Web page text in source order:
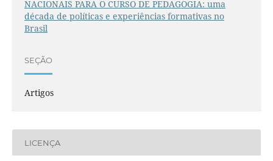
NACIONAIS PARA O CURSO DE PEDAGOGIA: uma
década de políticas e experiências formativas no
Brasil
SEÇÃO
Artigos
LICENÇA